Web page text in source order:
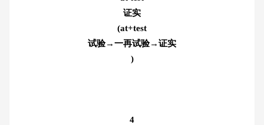
证实
(at+test
试验→一再试验→证实
)
4